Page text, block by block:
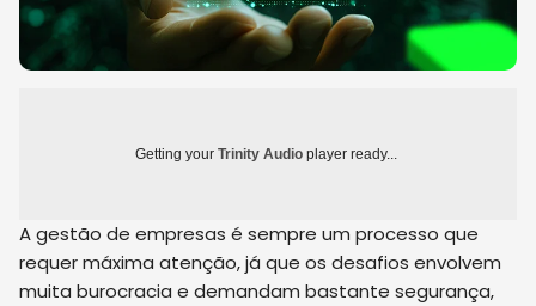
Getting your Trinity Audio player ready...
A gestão de empresas é sempre um processo que
requer máxima atenção, já que os desafios envolvem
muita burocracia e demandam bastante segurança,